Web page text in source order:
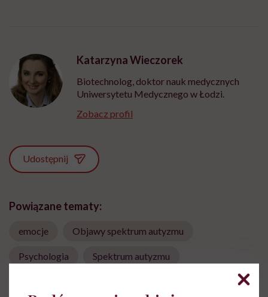
Katarzyna Wieczorek
Biotechnolog, doktor nauk medycznych
Uniwersytetu Medycznego w Łodzi.
Zobacz profil
Udostępnij
Powiązane tematy:
emocje Objawy spektrum autyzmu
Psychologia Spektrum autyzmu